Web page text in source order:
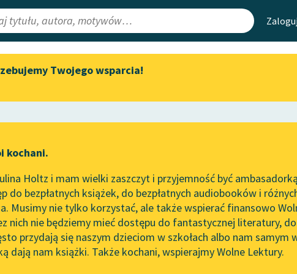
Lektury
redakcyjne
Aktualności
Zapraszamy na spotkanie
literatury skandynawskiej
Wolne Lektury na 32.
Pol’and’Rock Festivalu
„Kochanek Lady Chatterley”
do słuchania na Wolnych
Lekturach
Nowy audiobook – „Marzenie
Mapa Wolnych
Leśmianator
API
OAI-PMH
Widget Wolnych
Twojego wsparcia!
kochani.
Holtz i mam wielki zaszczyt i przyjemność być
do bezpłatnych książek, do bezpłatnych audiobooków i
Musimy nie tylko korzystać, ale także wspierać finansowo
nich nie będziemy mieć dostępu do fantastycznej literatury,
przydają się naszym dzieciom w szkołach albo nam samym
dają nam książki. Także kochani, wspierajmy Wolne Lektury.
(Voltaire / Wolter)✖